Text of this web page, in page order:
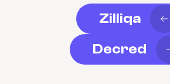
Zilliqa
Decred